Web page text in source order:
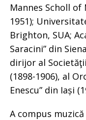
Mannes Scholl of
1951);
Brighton, SUA;
Saracini” din
dirijor al
(1898-1906), al
Enescu” din Iași
A compus